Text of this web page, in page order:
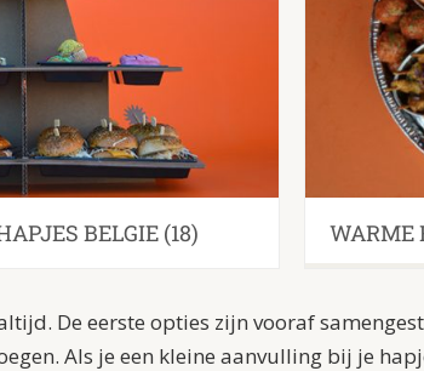
BELGIE (18) WARME
De eerste opties zijn vooraf
Als je een kleine aanvulling bij je